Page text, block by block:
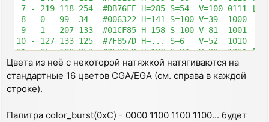
7 - 219 118 254  #DB76FE H=285 S=54  V=100 0111
8 - 0   99  34   #006322 H=141 S=100 V=39  1000
9 - 1   207 133  #01CF85 H=158 S=100 V=81  1001
10 - 127 133 125  #7F857D H=... S=6   V=52  1010
11 - 15  188 253  #0FBCFD H=196 S=94  V=99  1011
12 - 138 185 54   #8AB936 H=82  S=71  V=73  1100
13 - 102 253 90   #66FD5A H=116 S=64  V=99  1101
14 - 253 182 74   #FDB64A H=36  S=71  V=99  1110
Цвета из неё с некоторой натяжкой натягиваются на
стандартные 16 цветов CGA/EGA (см. справа в каждой
строке).
Палитра color_burst(0xC) - 0000 1100 1100 1100... будет